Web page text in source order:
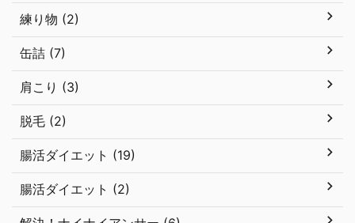
練り物 (2)
缶詰 (7)
肩こり (3)
脱毛 (2)
腸活ダイエット (19)
腸活ダイエット (2)